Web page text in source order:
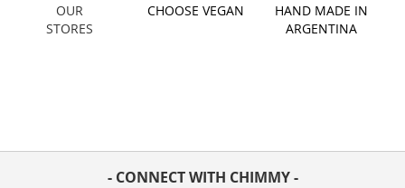
OUR
STORES
CHOOSE VEGAN
HAND MADE IN
ARGENTINA
- CONNECT WITH CHIMMY -